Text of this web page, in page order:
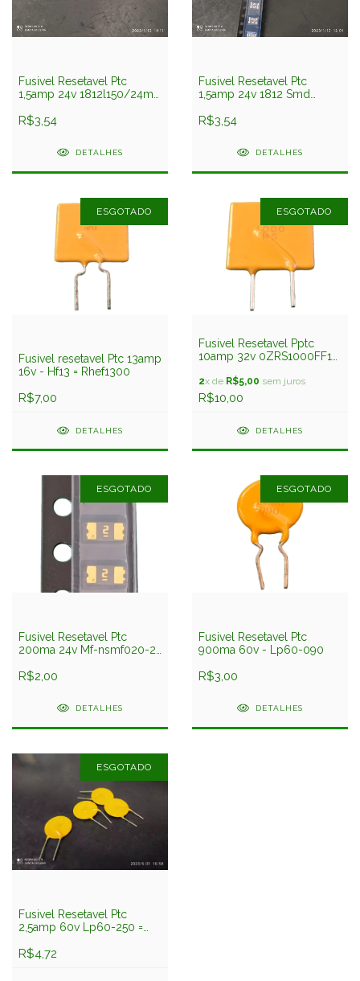
Fusivel Resetavel Ptc
1,5amp 24v 1812l150/24mr
Littelfuse
R$3,54
DETALHES
Fusivel Resetavel Ptc
1,5amp 24v 1812 Smd
R$3,54
DETALHES
ESGOTADO
Fusivel resetavel Ptc 13amp
16v - Hf13 = Rhef1300
R$7,00
DETALHES
ESGOTADO
Fusivel Resetavel Pptc
10amp 32v 0ZRS1000FF1A
2x de R$5,00 sem juros
R$10,00
DETALHES
ESGOTADO
Fusivel Resetavel Ptc
200ma 24v Mf-nsmf020-2
Bourns
R$2,00
DETALHES
ESGOTADO
Fusivel Resetavel Ptc
900ma 60v - Lp60-090
R$3,00
DETALHES
ESGOTADO
Fusivel Resetavel Ptc
2,5amp 60v Lp60-250 =
R$4,72